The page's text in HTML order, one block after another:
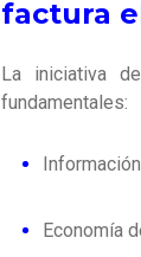
factura
La iniciativa
fundamentales:
Economía